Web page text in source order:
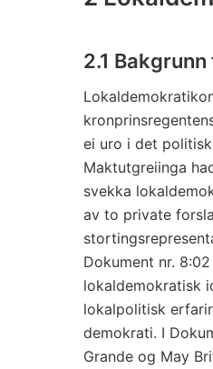
2.1
ei uro i det
Maktutgreiinga
svekka
av to private
Dokument nr.
lokaldemokratisk
lokalpolitisk
demokrati. I
Grande og May